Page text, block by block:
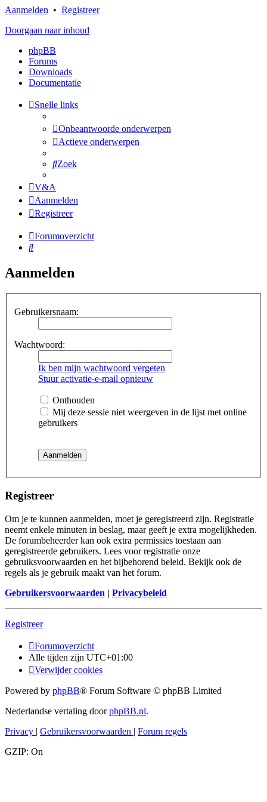
Aanmelden • Registreer
Doorgaan naar inhoud
phpBB
Forums
Downloads
Documentatie
Snelle links
Onbeantwoorde onderwerpen
Actieve onderwerpen
Zoek
V&A
Aanmelden
Registreer
Forumoverzicht
Zoek
Aanmelden
Gebruikersnaam:
Wachtwoord:
Ik ben mijn wachtwoord vergeten
Stuur activatie-e-mail opnieuw
Onthouden
Mij deze sessie niet weergeven in de lijst met online
gebruikers
Registreer
Om je te kunnen aanmelden, moet je geregistreerd zijn. Registratie
neemt enkele minuten in beslag, maar geeft je extra mogelijkheden.
De forumbeheerder kan ook extra permissies toestaan aan
geregistreerde gebruikers. Lees voor registratie onze
gebruiksvoorwaarden en het bijbehorend beleid. Bekijk ook de
regels als je gebruik maakt van het forum.
Gebruikersvoorwaarden | Privacybeleid
Registreer
Forumoverzicht
Alle tijden zijn UTC+01:00
Verwijder cookies
Powered by phpBB® Forum Software © phpBB Limited
Nederlandse vertaling doorphpBB.nl.
Privacy | Gebruikersvoorwaarden | Forum regels
GZIP: On